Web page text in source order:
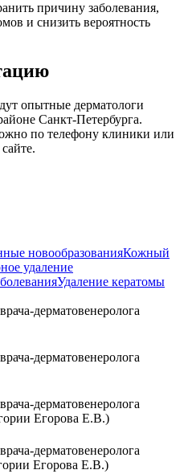
причину заболевания,
и снизить вероятность
опытные дерматологи
Санкт-Петербурга.
по телефону клиники или
новообразованияКожный
удаление
Удаление кератомы
дерматовенеролога
дерматовенеролога
дерматовенеролога
Егорова Е.В.)
дерматовенеролога
Егорова Е.В.)